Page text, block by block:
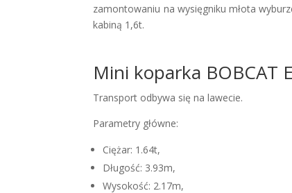
zamontowaniu na wysięgniku młota
kabiną 1,6t.
Mini koparka BOBCAT
Transport odbywa się na lawecie.
Parametry główne:
Ciężar: 1.64t,
Długość: 3.93m,
Wysokość: 2.17m,